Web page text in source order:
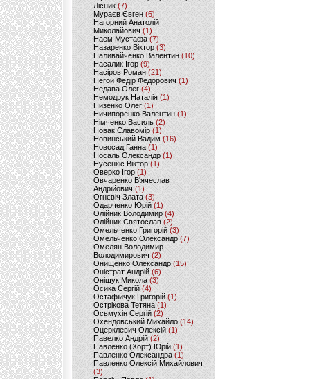
Лісник (7)
Мураєв Євген(6)
Нагорний Анатолій
Миколайович (1)
Наем Мустафа (7)
Назаренко Віктор (3)
Наливайченко Валентин (10)
Насалик Ігор(9)
Насіров Роман (21)
Негой Федір Федорович(1)
Недава Олег(4)
Немодрук Наталія(1)
Низенко Олег (1)
Ничипоренко Валентин (1)
Німченко Василь (2)
Новак Славомір (1)
Новинський Вадим (16)
Новосад Ганна (1)
Носаль Олександр (1)
Нусенкіс Віктор (1)
Оверко Ігор (1)
Овчаренко В'ячеслав
Андрійович(1)
Огнєвіч Злата (3)
Одарченко Юрій(1)
Олійник Володимир (4)
Олійник Святослав (2)
Омельченко Григорій (3)
Омельченко Олександр(7)
Омелян Володимир
Володимирович (2)
Онищенко Олександр (15)
Оністрат Андрій (6)
Оніщук Микола (3)
Осика Сергій(4)
Остафійчук Григорій(1)
Острікова Тетяна (1)
Осьмухін Сергій (2)
Охендовський Михайло (14)
Оцерклевич Олексій (1)
Павелко Андрій (2)
Павленко (Хорт) Юрій (1)
Павленко Олександра (1)
Павленко Олексій Михайлович
(3)